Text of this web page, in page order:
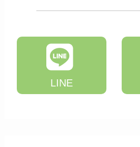
LINE